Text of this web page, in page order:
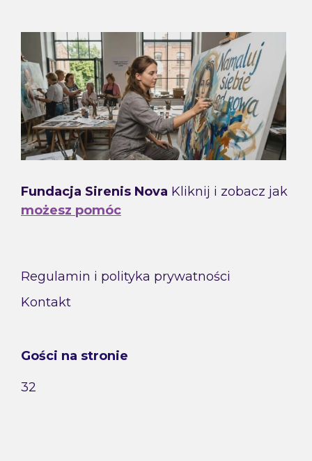
Fundacja Sirenis Nova Kliknij i zobacz jak
możesz pomóc
Regulamin i polityka prywatności
Kontakt
Gości na stronie
32